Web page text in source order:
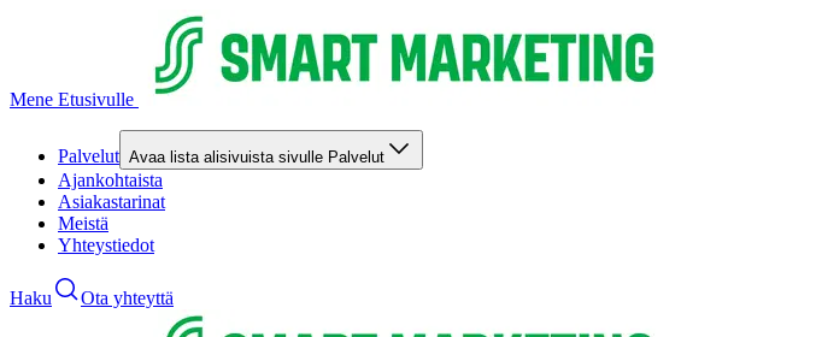
Mene Etusivulle
Palvelut Avaa lista alisivuista sivulle Palvelut
Ajankohtaista
Asiakastarinat
Meistä
Yhteystiedot
Haku Ota yhteyttä